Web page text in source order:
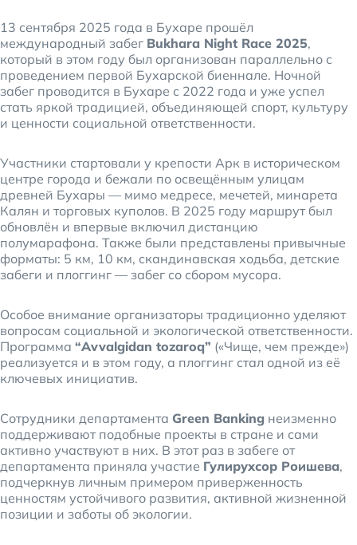
13 сентября 2025 года в Бухаре прошёл
международный забег Bukhara Night Race 2025,
который в этом году был организован параллельно с
проведением первой Бухарской биеннале. Ночной
забег проводится в Бухаре с 2022 года и уже успел
стать яркой традицией, объединяющей спорт, культуру
и ценности социальной ответственности.
Участники стартовали у крепости Арк в историческом
центре города и бежали по освещённым улицам
древней Бухары — мимо медресе, мечетей, минарета
Калян и торговых куполов. В 2025 году маршрут был
обновлён и впервые включил дистанцию
полумарафона. Также были представлены привычные
форматы: 5 км, 10 км, скандинавская ходьба, детские
забеги и плоггинг — забег со сбором мусора.
Особое внимание организаторы традиционно уделяют
вопросам социальной и экологической ответственности.
Программа “Avvalgidan tozaroq” («Чище, чем прежде»)
реализуется и в этом году, а плоггинг стал одной из её
ключевых инициатив.
Сотрудники департамента Green Banking неизменно
поддерживают подобные проекты в стране и сами
активно участвуют в них. В этот раз в забеге от
департамента приняла участие Гулирухсор Роишева,
подчеркнув личным примером приверженность
ценностям устойчивого развития, активной жизненной
позиции и заботы об экологии.